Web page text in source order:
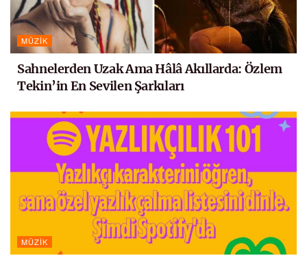
MÜZIK
Sahnelerden Uzak Ama Hâlâ Akıllarda: Özlem
Tekin’in En Sevilen Şarkıları
MÜZIK